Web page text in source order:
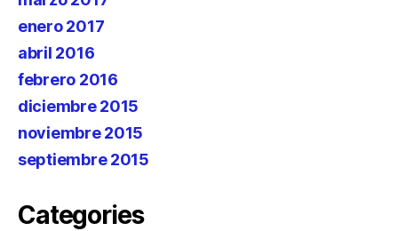
enero 2017
abril 2016
febrero 2016
diciembre 2015
noviembre 2015
septiembre 2015
Categories